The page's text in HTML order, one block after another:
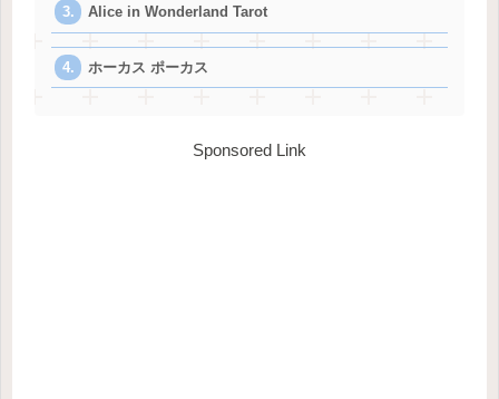
Alice in Wonderland Tarot
ホーカス ポーカス
Sponsored Link